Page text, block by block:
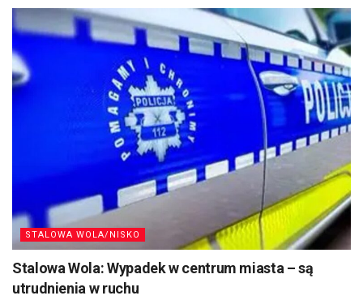
STALOWA WOLA/NISKO
Stalowa Wola: Wypadek w centrum miasta – są
utrudnienia w ruchu